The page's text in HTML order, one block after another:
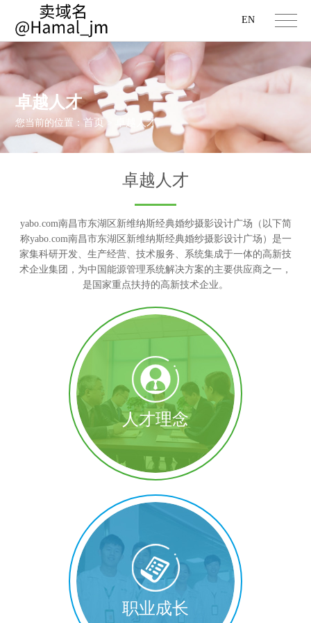
EN
卓越人才
您当前的位置：首页 > 卓越人才
卓越人才
yabo.com南昌市东湖区新维纳斯经典婚纱摄影设计广场（以下简
称yabo.com南昌市东湖区新维纳斯经典婚纱摄影设计广场）是一
家集科研开发、生产经营、技术服务、系统集成于一体的高新技
术企业集团，为中国能源管理系统解决方案的主要供应商之一，
是国家重点扶持的高新技术企业。
人才理念
职业成长